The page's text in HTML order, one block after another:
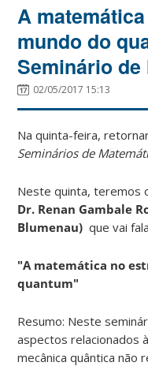
A
mundo do
Seminário de
02/05/2017 15:13
Na quinta-feira,
Seminários de
Neste quinta, teremos
Dr. Renan Gambale
Blumenau) que vai
"A matemática no
quantum"
Resumo: Neste
aspectos relacionados
mecânica quântica não